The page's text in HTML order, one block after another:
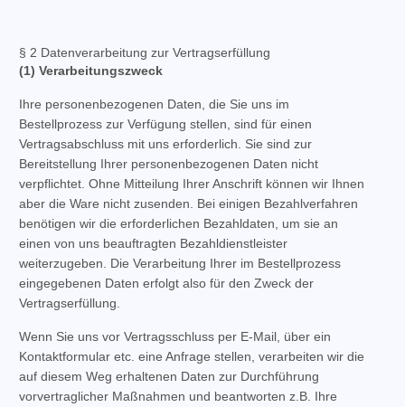
§ 2 Datenverarbeitung zur Vertragserfüllung
(1) Verarbeitungszweck
Ihre personenbezogenen Daten, die Sie uns im
Bestellprozess zur Verfügung stellen, sind für einen
Vertragsabschluss mit uns erforderlich. Sie sind zur
Bereitstellung Ihrer personenbezogenen Daten nicht
verpflichtet. Ohne Mitteilung Ihrer Anschrift können wir Ihnen
aber die Ware nicht zusenden. Bei einigen Bezahlverfahren
benötigen wir die erforderlichen Bezahldaten, um sie an
einen von uns beauftragten Bezahldienstleister
weiterzugeben. Die Verarbeitung Ihrer im Bestellprozess
eingegebenen Daten erfolgt also für den Zweck der
Vertragserfüllung.
Wenn Sie uns vor Vertragsschluss per E-Mail, über ein
Kontaktformular etc. eine Anfrage stellen, verarbeiten wir die
auf diesem Weg erhaltenen Daten zur Durchführung
vorvertraglicher Maßnahmen und beantworten z.B. Ihre